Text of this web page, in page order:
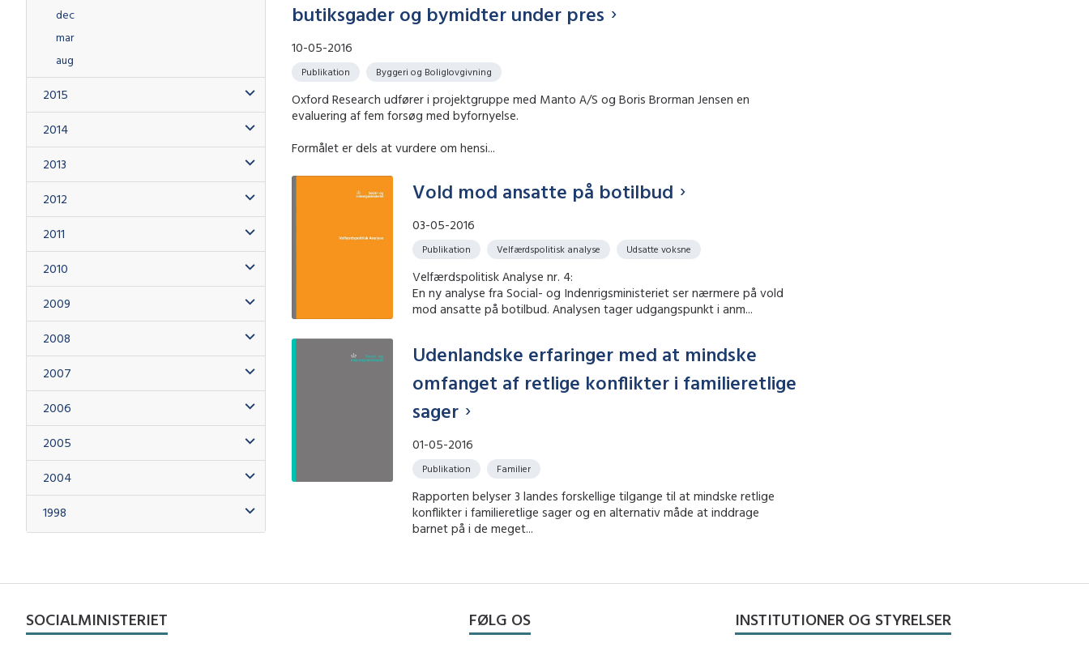
dec
mar
aug
2015
2014
2013
2012
2011
2010
2009
2008
2007
2006
2005
2004
1998
butiksgader og bymidter under pres
10-05-2016
Publikation Byggeri og Boliglovgivning
Oxford Research udfører i projektgruppe med Manto A/S og Boris Brorman Jensen en
evaluering af fem forsøg med byfornyelse.
Formålet er dels at vurdere om hensi...
Vold mod ansatte på botilbud
03-05-2016
Publikation Velfærdspolitisk analyse Udsatte voksne
Velfærdspolitisk Analyse nr. 4:
En ny analyse fra Social- og Indenrigsministeriet ser nærmere på vold
mod ansatte på botilbud. Analysen tager udgangspunkt i anm...
Udenlandske erfaringer med at mindske
omfanget af retlige konflikter i familieretlige
sager
01-05-2016
Publikation Familier
Rapporten belyser 3 landes forskellige tilgange til at mindske retlige
konflikter i familieretlige sager og en alternativ måde at inddrage
barnet på i de meget...
SOCIALMINISTERIET FØLG OS INSTITUTIONER OG STYRELSER